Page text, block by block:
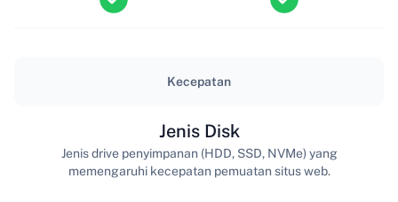
Kecepatan
Jenis Disk
Jenis drive penyimpanan (HDD, SSD, NVMe) yang
memengaruhi kecepatan pemuatan situs web.